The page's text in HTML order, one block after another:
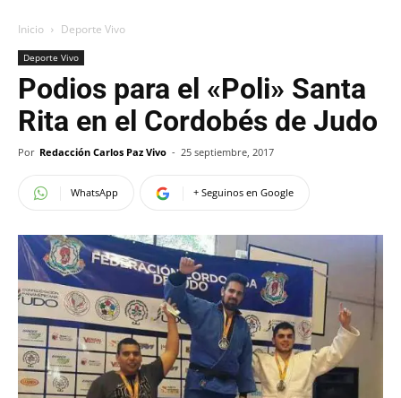
Inicio Deporte Vivo
Deporte Vivo
Podios para el «Poli» Santa
Rita en el Cordobés de Judo
Por Redacción Carlos Paz Vivo - 25 septiembre, 2017
WhatsApp + Seguinos en Google